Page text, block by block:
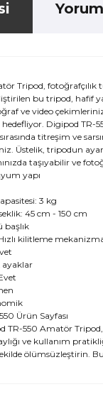
Tripod, fotoğrafçılık
bu tripod, hafif
ve video
Digipod TR-
titreşim ve
Üstelik, tripodun
taşıyabilir ve
yapı
3 kg
45 cm - 150 cm
başlık
kilitleme
ayaklar
Ürün Sayfası
TR-550 Amatör
ve kullanım
ölümsüzleştirin.